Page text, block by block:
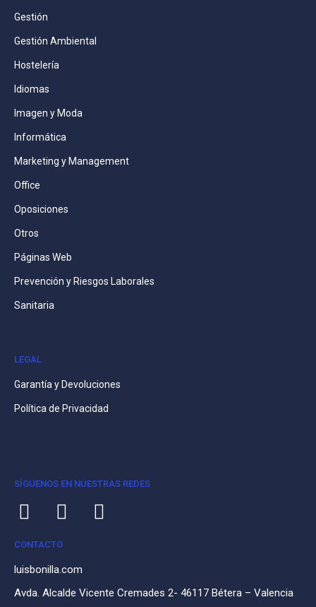
Gestión
Gestión Ambiental
Hostelería
Idiomas
Imagen y Moda
Informática
Marketing y Management
Office
Oposiciones
Otros
Páginas Web
Prevención y Riesgos Laborales
Sanitaria
LEGAL
Garantía y Devoluciones
Política de Privacidad
SÍGUENOS EN NUESTRAS REDES
CONTACTO
luisbonilla.com
Avda. Alcalde Vicente Cremades 2- 46117 Bétera – Valencia